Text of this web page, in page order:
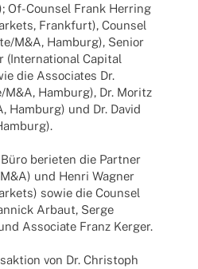
Of-Coun­­sel Frank Herring
Frank­furt), Coun­sel
M&A, Hamburg), Senior
(Inter­na­tio­nal Capi­tal
die Asso­cia­tes Dr.
Hamburg), Dr. Moritz
Hamburg) und Dr. David
berie­ten die Part­ner
und Henri Wagner
sowie die Coun­sel
Arbaut, Serge
Asso­ciate Franz Kerger.
von Dr. Chris­toph